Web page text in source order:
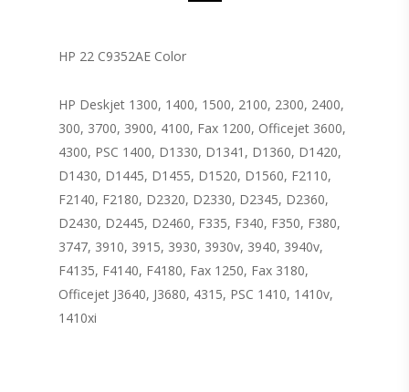
HP 22 C9352AE Color
HP Deskjet 1300, 1400, 1500, 2100, 2300, 2400,
300, 3700, 3900, 4100, Fax 1200, Officejet 3600,
4300, PSC 1400, D1330, D1341, D1360, D1420,
D1430, D1445, D1455, D1520, D1560, F2110,
F2140, F2180, D2320, D2330, D2345, D2360,
D2430, D2445, D2460, F335, F340, F350, F380,
3747, 3910, 3915, 3930, 3930v, 3940, 3940v,
F4135, F4140, F4180, Fax 1250, Fax 3180,
Officejet J3640, J3680, 4315, PSC 1410, 1410v,
1410xi